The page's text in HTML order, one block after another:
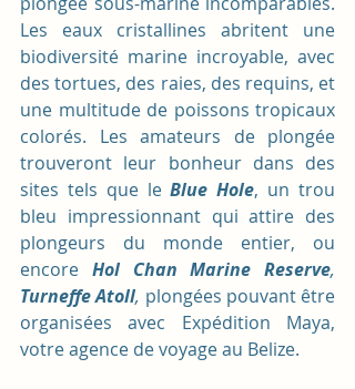
Les eaux cristallines abritent une
biodiversité marine incroyable, avec
des tortues, des raies, des requins, et
une multitude de poissons tropicaux
colorés. Les amateurs de plongée
trouveront leur bonheur dans des
sites tels que le Blue Hole, un trou
bleu impressionnant qui attire des
plongeurs du monde entier, ou
encore Hol Chan Marine Reserve
Turneffe Atoll, plongées pouvant être
organisées avec Expédition Maya,
votre agence de voyage au Belize.